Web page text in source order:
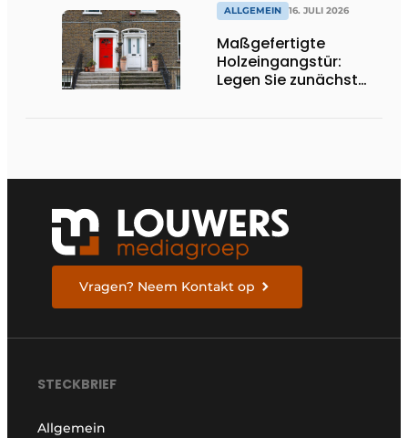
ALLGEMEIN 16. JULI 2026
Maßgefertigte
Holzeingangstür:
Legen Sie zunächst
Vragen? Neem Kontakt op
STECKBRIEF
Allgemein